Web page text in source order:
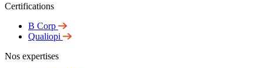
Certifications
B Corp
Qualiopi
Nos expertises